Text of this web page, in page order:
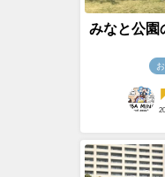
みなと公園